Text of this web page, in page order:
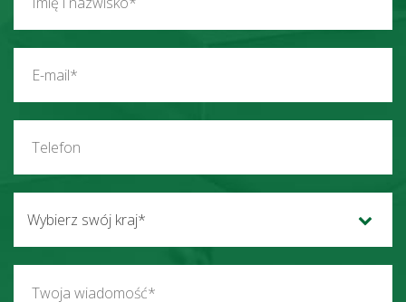
Wybierz swój kraj*